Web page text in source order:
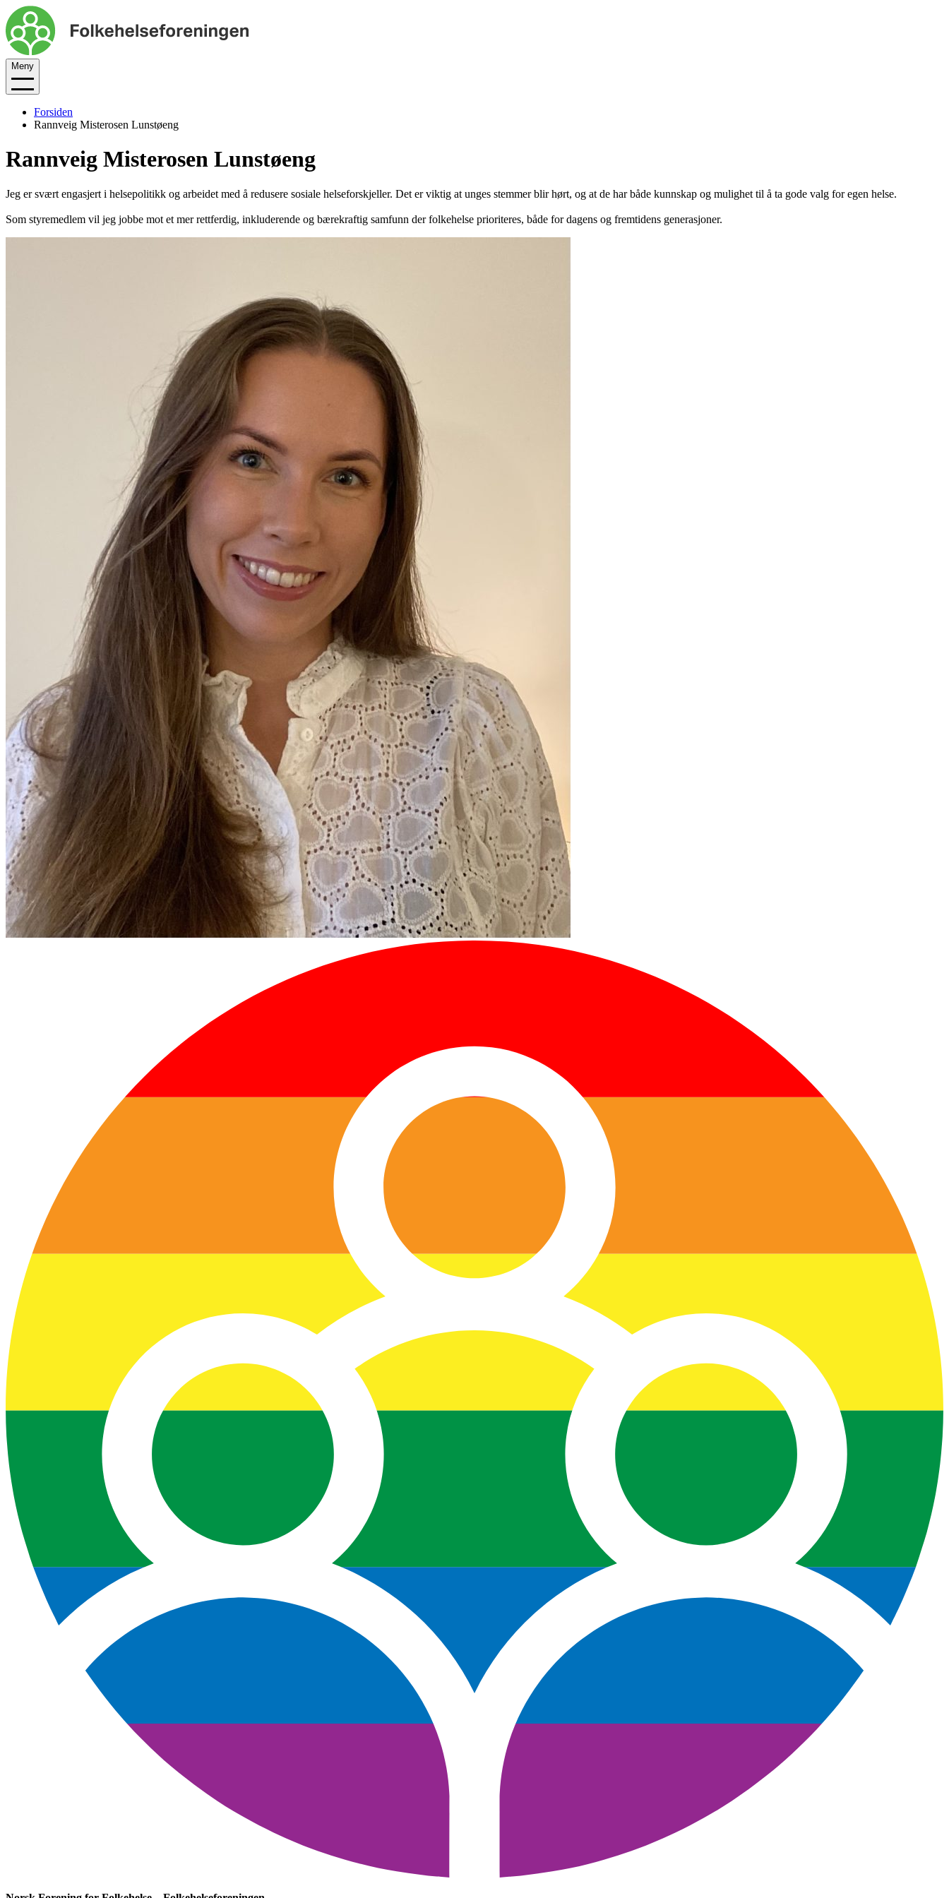
Meny
Forsiden
Rannveig Misterosen Lunstøeng
Rannveig Misterosen Lunstøeng
Jeg er svært engasjert i helsepolitikk og arbeidet med å redusere sosiale helseforskjeller. Det er viktig at unges stemmer blir hørt, og at de har både kunnskap og mulighet til å ta gode valg for egen helse.
Som styremedlem vil jeg jobbe mot et mer rettferdig, inkluderende og bærekraftig samfunn der folkehelse prioriteres, både for dagens og fremtidens generasjoner.